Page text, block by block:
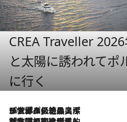
CREA Traveller
と太陽に誘われてポ
に行く
2026.8.8
リスボンの絶品スイーツ「パステル・デ・ナタ」とは？ポルトガル伝統の奥深い世界へ